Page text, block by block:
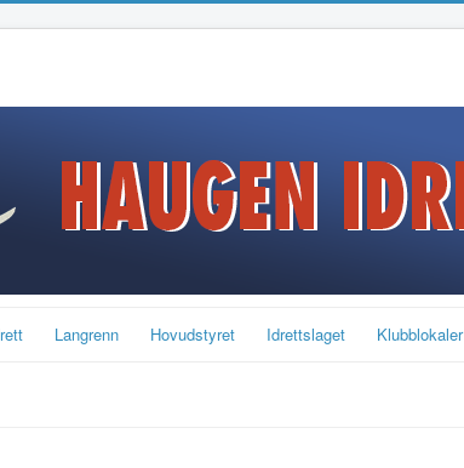
Langrenn Hovudstyret Idrettslaget Klubblokaler